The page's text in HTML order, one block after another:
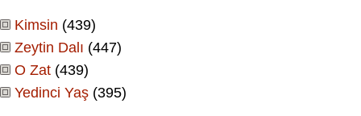
Kimsin (439)
Zeytin Dalı (447)
O Zat (439)
Yedinci Yaş (395)